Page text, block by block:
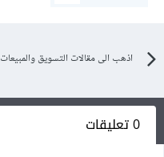
اذهب الى مقالات التسويق والمبيعات
0 تعليقات